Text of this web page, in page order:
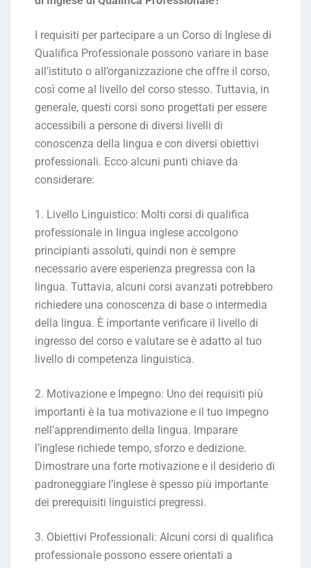
I requisiti per partecipare a un Corso di Inglese di
Qualifica Professionale possono variare in base
all’istituto o all’organizzazione che offre il corso,
così come al livello del corso stesso. Tuttavia, in
generale, questi corsi sono progettati per essere
accessibili a persone di diversi livelli di
conoscenza della lingua e con diversi obiettivi
professionali. Ecco alcuni punti chiave da
considerare:
1. Livello Linguistico: Molti corsi di qualifica
professionale in lingua inglese accolgono
principianti assoluti, quindi non è sempre
necessario avere esperienza pregressa con la
lingua. Tuttavia, alcuni corsi avanzati potrebbero
richiedere una conoscenza di base o intermedia
della lingua. È importante verificare il livello di
ingresso del corso e valutare se è adatto al tuo
livello di competenza linguistica.
2. Motivazione e Impegno: Uno dei requisiti più
importanti è la tua motivazione e il tuo impegno
nell’apprendimento della lingua. Imparare
l’inglese richiede tempo, sforzo e dedizione.
Dimostrare una forte motivazione e il desiderio di
padroneggiare l’inglese è spesso più importante
dei prerequisiti linguistici pregressi.
3. Obiettivi Professionali: Alcuni corsi di qualifica
professionale possono essere orientati a